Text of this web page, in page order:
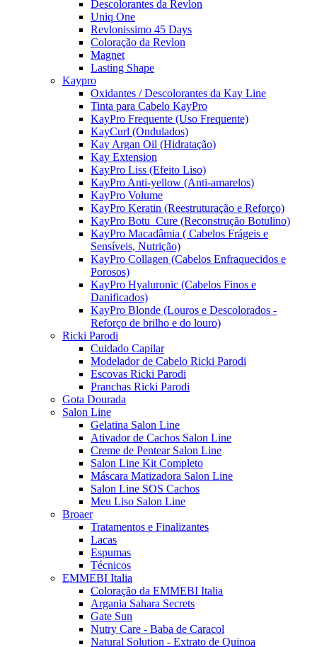
Descolorantes da Revlon
Uniq One
Revlonissimo 45 Days
Coloração da Revlon
Magnet
Lasting Shape
Kaypro
Oxidantes / Descolorantes da Kay Line
Tinta para Cabelo KayPro
KayPro Frequente (Uso Frequente)
KayCurl (Ondulados)
Kay Argan Oil (Hidratação)
Kay Extension
KayPro Liss (Efeito Liso)
KayPro Anti-yellow (Anti-amarelos)
KayPro Volume
KayPro Keratin (Reestruturação e Reforço)
KayPro Botu_Cure (Reconstrução Botulino)
KayPro Macadâmia ( Cabelos Frágeis e
Sensíveis, Nutrição)
KayPro Collagen (Cabelos Enfraquecidos e
Porosos)
KayPro Hyaluronic (Cabelos Finos e
Danificados)
KayPro Blonde (Louros e Descolorados -
Reforço de brilho e do louro)
Ricki Parodi
Cuidado Capilar
Modelador de Cabelo Ricki Parodi
Escovas Ricki Parodi
Pranchas Ricki Parodi
Gota Dourada
Salon Line
Gelatina Salon Line
Ativador de Cachos Salon Line
Creme de Pentear Salon Line
Salon Line Kit Completo
Máscara Matizadora Salon Line
Salon Line SOS Cachos
Meu Liso Salon Line
Broaer
Tratamentos e Finalizantes
Lacas
Espumas
Técnicos
EMMEBI Italia
Coloração da EMMEBI Italia
Argania Sahara Secrets
Gate Sun
Nutry Care - Baba de Caracol
Natural Solution - Extrato de Quinoa